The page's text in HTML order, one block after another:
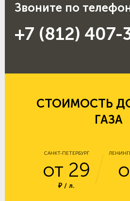
Звоните по
+7 (812) 407-
СТОИМОСТЬ
ГАЗА
САНКТ-ПЕТЕРБУРГ
от 29
₽ / л.